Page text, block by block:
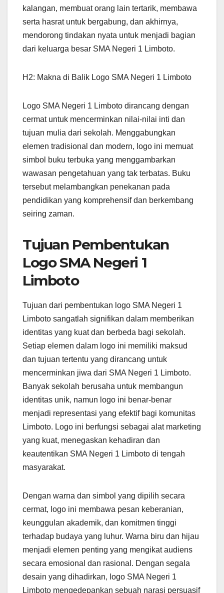
kalangan, membuat orang lain tertarik, membawa
serta hasrat untuk bergabung, dan akhirnya,
mendorong tindakan nyata untuk menjadi bagian
dari keluarga besar SMA Negeri 1 Limboto.
H2: Makna di Balik Logo SMA Negeri 1 Limboto
Logo SMA Negeri 1 Limboto dirancang dengan
cermat untuk mencerminkan nilai-nilai inti dan
tujuan mulia dari sekolah. Menggabungkan
elemen tradisional dan modern, logo ini memuat
simbol buku terbuka yang menggambarkan
wawasan pengetahuan yang tak terbatas. Buku
tersebut melambangkan penekanan pada
pendidikan yang komprehensif dan berkembang
seiring zaman.
Tujuan Pembentukan
Logo SMA Negeri 1
Limboto
Tujuan dari pembentukan logo SMA Negeri 1
Limboto sangatlah signifikan dalam memberikan
identitas yang kuat dan berbeda bagi sekolah.
Setiap elemen dalam logo ini memiliki maksud
dan tujuan tertentu yang dirancang untuk
mencerminkan jiwa dari SMA Negeri 1 Limboto.
Banyak sekolah berusaha untuk membangun
identitas unik, namun logo ini benar-benar
menjadi representasi yang efektif bagi komunitas
Limboto. Logo ini berfungsi sebagai alat marketing
yang kuat, menegaskan kehadiran dan
keautentikan SMA Negeri 1 Limboto di tengah
masyarakat.
Dengan warna dan simbol yang dipilih secara
cermat, logo ini membawa pesan keberanian,
keunggulan akademik, dan komitmen tinggi
terhadap budaya yang luhur. Warna biru dan hijau
menjadi elemen penting yang mengikat audiens
secara emosional dan rasional. Dengan segala
desain yang dihadirkan, logo SMA Negeri 1
Limboto mengedepankan sebuah narasi persuasif